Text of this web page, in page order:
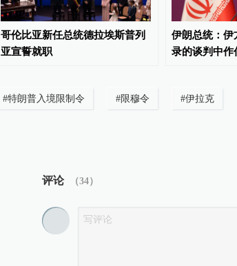
哥伦比亚新任总统德拉埃斯普列
亚宣誓就职
伊朗总统：伊
录的谈判中作
#特朗普入境限制令 #限穆令 #伊拉克
评论 （34）